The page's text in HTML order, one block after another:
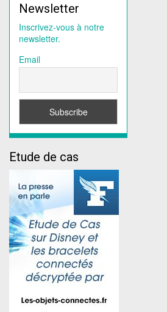
Newsletter
Inscrivez-vous à notre
newsletter.
Email
Etude de cas